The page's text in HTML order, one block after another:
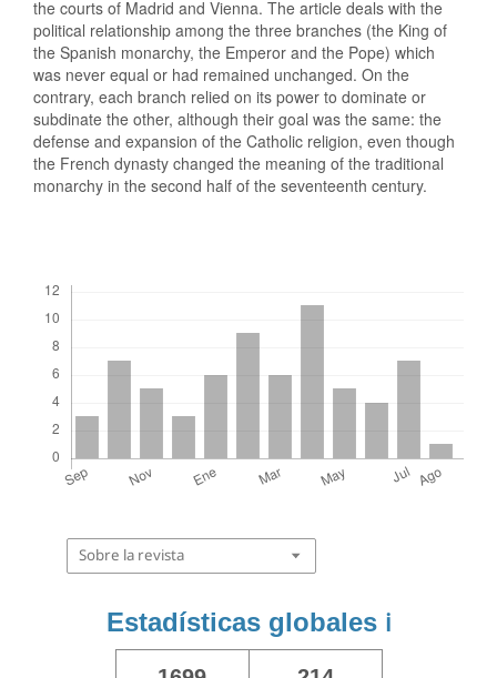
the courts of Madrid and Vienna. The article deals with the
political relationship among the three branches (the King of
the Spanish monarchy, the Emperor and the Pope) which
was never equal or had remained unchanged. On the
contrary, each branch relied on its power to dominate or
subdinate the other, although their goal was the same: the
defense and expansion of the Catholic religion, even though
the French dynasty changed the meaning of the traditional
monarchy in the second half of the seventeenth century.
Sobre la revista
Estadísticas globales ℹ️